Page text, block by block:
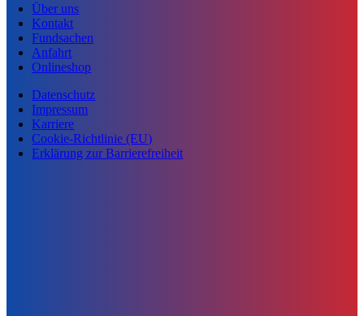
Über uns
Kontakt
Fundsachen
Anfahrt
Onlineshop
Datenschutz
Impressum
Karriere
Cookie-Richtlinie (EU)
Erklärung zur Barrierefreiheit